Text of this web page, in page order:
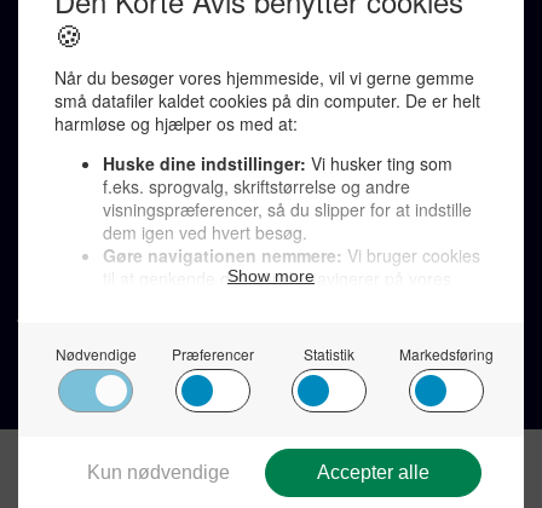
Redaktionen kontaktes via mail til
redaktion@denkorteavis.dk
Telefonsvarer 20 30 10 96
Von Ostensgade 22, 2791 Dragør
LINKS
Tidligere aviser >
Støt Den Korte Avis >
Send et læserbrev >
Privatlivspolitik >